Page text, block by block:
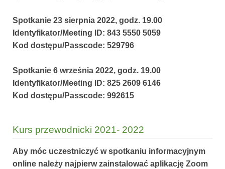
Spotkanie 23 sierpnia 2022, godz. 19.00
Identyfikator/Meeting ID: 843 5550 5059
Kod dostępu/Passcode: 529796
Spotkanie 6 września 2022, godz. 19.00
Identyfikator/Meeting ID: 825 2609 6146
Kod dostępu/Passcode: 992615
Kurs przewodnicki 2021- 2022
Aby móc uczestniczyć w spotkaniu informacyjnym
online należy najpierw zainstalować aplikację Zoom